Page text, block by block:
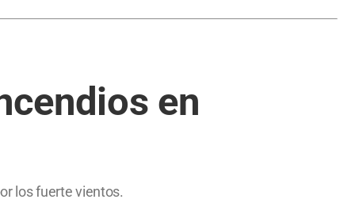
en
los fuerte vientos.